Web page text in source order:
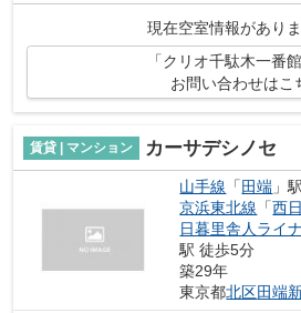
しのことならどんなことでも、まずは...
現在空室情報がありま
「クリオ千駄木一番
お問い合わせはこ
賃貸 | マンション カーサデシノセ
山手線 「 田端 」
京浜東北線 「西
日暮里舎人ライ
駅 徒歩5分
築29年
東京都北区田端